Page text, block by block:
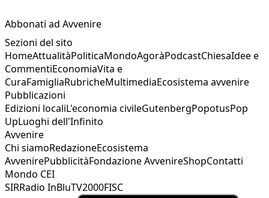
Abbonati ad Avvenire
Sezioni del sito
HomeAttualitàPoliticaMondoAgoràPodcastChiesaIdee e
CommentiEconomiaVita e
CuraFamigliaRubricheMultimediaEcosistema avvenire
Pubblicazioni
Edizioni localiL'economia civileGutenbergPopotusPop
UpLuoghi dell'Infinito
Avvenire
Chi siamoRedazioneEcosistema
AvvenirePubblicitàFondazione AvvenireShopContatti
Mondo CEI
SIRRadio InBluTV2000FISC